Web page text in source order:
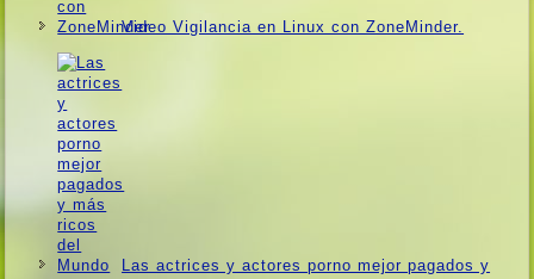
Video Vigilancia en Linux con ZoneMinder.
Las actrices y actores porno mejor pagados y